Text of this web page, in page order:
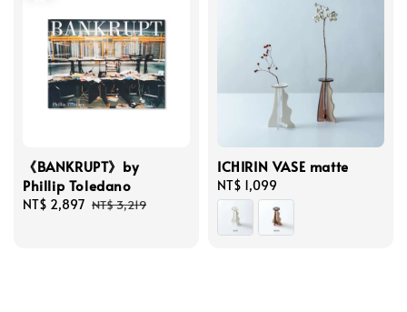
《BANKRUPT》by
Phillip Toledano
Sale
NT$ 2,897 Regular
NT$ 3,219
ICHIRIN VASE matte
Regular
price
NT$ 1,099